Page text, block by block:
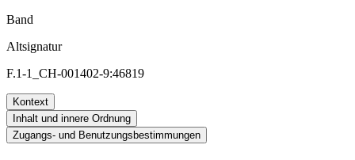
Band
Altsignatur
F.1-1_CH-001402-9:46819
Kontext
Inhalt und innere Ordnung
Zugangs- und Benutzungsbestimmungen